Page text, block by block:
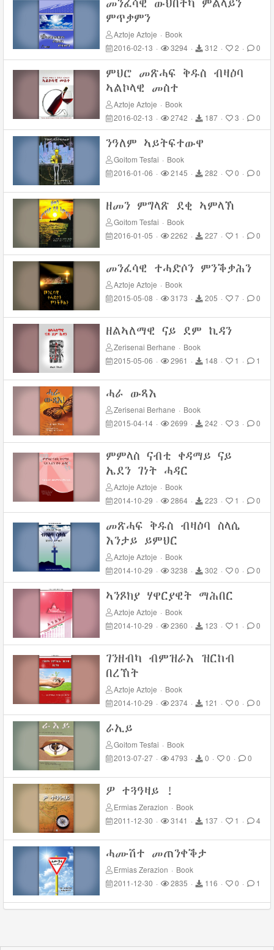
መንፈሳዊ ውህበትካ ምልላይን
ምጥቃምን
Aztoje Aztoje · Book
2016-02-13 · 3294 · 312 · 2 · 0
ምህሮ መጽሓፍ ቅዱስ ብዛዕባ
ኣልኮላዊ መስተ
Aztoje Aztoje · Book
2016-02-13 · 2742 · 187 · 3 · 0
ንዓለም ኣይትፍተውዋ
Goitom Tesfai · Book
2016-01-06 · 2145 · 282 · 0 · 0
ዘመን ምግላጽ ደቂ ኣምላኽ
Goitom Tesfai · Book
2016-01-05 · 2262 · 227 · 1 · 0
መንፈሳዊ ተሓድሶን ምንቕቃሕን
Aztoje Aztoje · Book
2015-05-08 · 3173 · 205 · 7 · 0
ዘልኣለማዊ ናይ ደም ኪዳን
Zerisenai Berhane · Book
2015-05-06 · 2961 · 148 · 1 · 1
ሓራ ውጻእ
Zerisenai Berhane · Book
2015-04-14 · 2699 · 242 · 3 · 0
ምምላስ ናብቲ ቀዳማይ ናይ
ኤደን ገነት ሓዳር
Aztoje Aztoje · Book
2014-10-29 · 2864 · 223 · 1 · 0
መጽሓፍ ቅዱስ ብዛዕባ ስላሴ
እንታይ ይምህር
Aztoje Aztoje · Book
2014-10-29 · 3238 · 302 · 0 · 0
ኣንጾክያ ሃዋርያዊት ማሕበር
Aztoje Aztoje · Book
2014-10-29 · 2360 · 123 · 1 · 0
ገንዘብካ ብምዝራእ ዝርከብ
በረኸት
Aztoje Aztoje · Book
2014-10-29 · 2374 · 121 · 0 · 0
ራኢይ
Goitom Tesfai · Book
2013-07-27 · 4793 · 0 · 0 · 0
ዎ ተጓዓዛይ !
Ermias Zerazion · Book
2011-12-30 · 3141 · 137 · 1 · 4
ሓሙሽተ መጠንቀቕታ
Ermias Zerazion · Book
2011-12-30 · 2835 · 116 · 0 · 1